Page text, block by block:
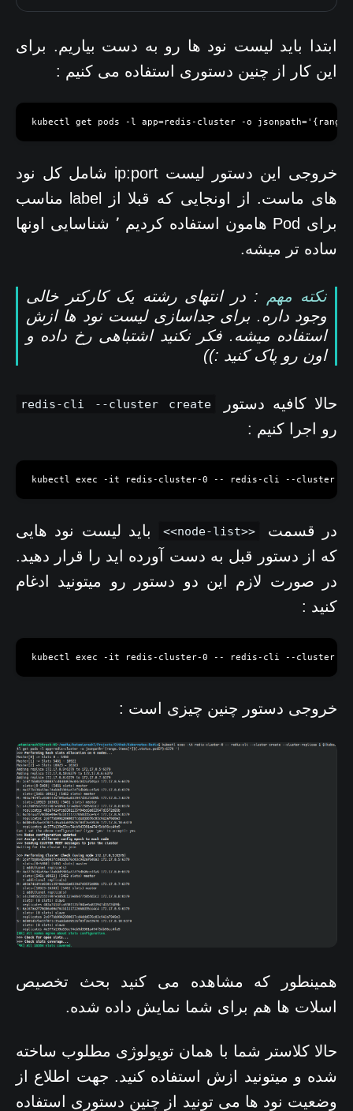
ابتدا باید لیست نود ها رو به دست بیاریم. برای
این کار از چنین دستوری استفاده می کنیم :
خروجی این دستور لیست ip:port شامل کل نود
های ماست. از اونجایی که قبلا از label مناسب
برای Pod هامون استفاده کردیم ٬ شناسایی اونها
ساده تر میشه.
نکته مهم : در انتهای رشته یک کارکتر خالی
وجود داره. برای جداسازی لیست نود ها ازش
استفاده میشه. فکر نکنید اشتباهی رخ داده و
اون رو پاک کنید :))
حالا کافیه دستور‍ redis-cli --cluster create
رو اجرا کنیم :
در قسمت <<node-list>>
باید لیست نود هایی
که از دستور قبل به دست آورده اید را قرار دهید.
در صورت لازم این دو دستور رو میتونید ادغام
کنید :
خروجی دستور چنین چیزی است :
همینطور که مشاهده می کنید بحث تخصیص
اسلات ها هم برای شما نمایش داده شده.
حالا کلاستر شما با همان توپولوژی مطلوب ساخته
شده و میتونید ازش استفاده کنید. جهت اطلاع از
وضعیت نود ها می تونید از چنین دستوری استفاده